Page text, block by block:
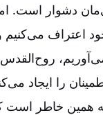
دشوار است.
اعتراف
را ایجاد
همین خاطر